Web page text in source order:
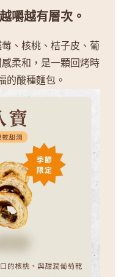
嚼越有層次。
、核桃、桔子皮、葡
柔和，是一顆回烤時
的酸種麵包。